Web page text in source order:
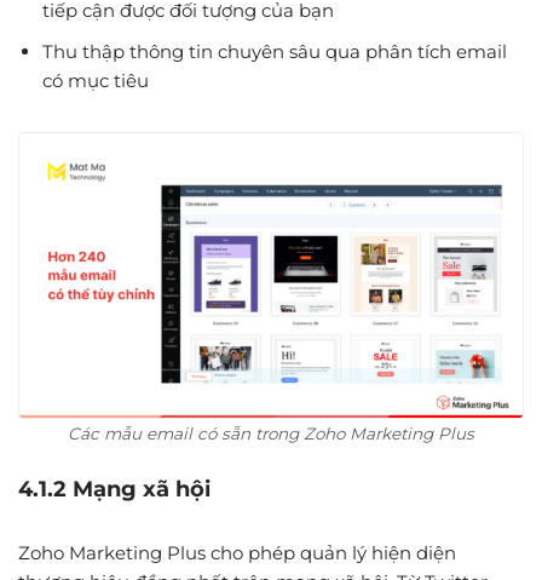
tiếp cận được đối tượng của bạn
Thu thập thông tin chuyên sâu qua phân tích email
có mục tiêu
Các mẫu email có sẵn trong Zoho Marketing Plus
4.1.2 Mạng xã hội
Zoho Marketing Plus cho phép quản lý hiện diện